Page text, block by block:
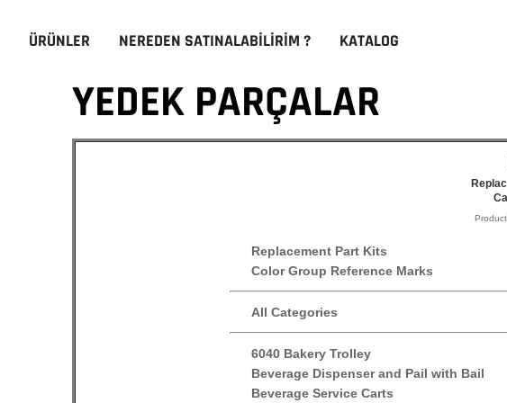
ÜRÜNLER NEREDEN SATINALABILIRIM ? KATALOG
YEDEK PARÇALAR